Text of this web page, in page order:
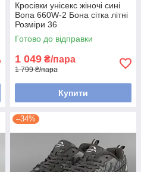
Кросівки унісекс жіночі сині
Bona 660W-2 Бона сітка літні
Розміри 36
Готово до відправки
1 049 ₴/пара
1 799 ₴/пара
Купити
–34%